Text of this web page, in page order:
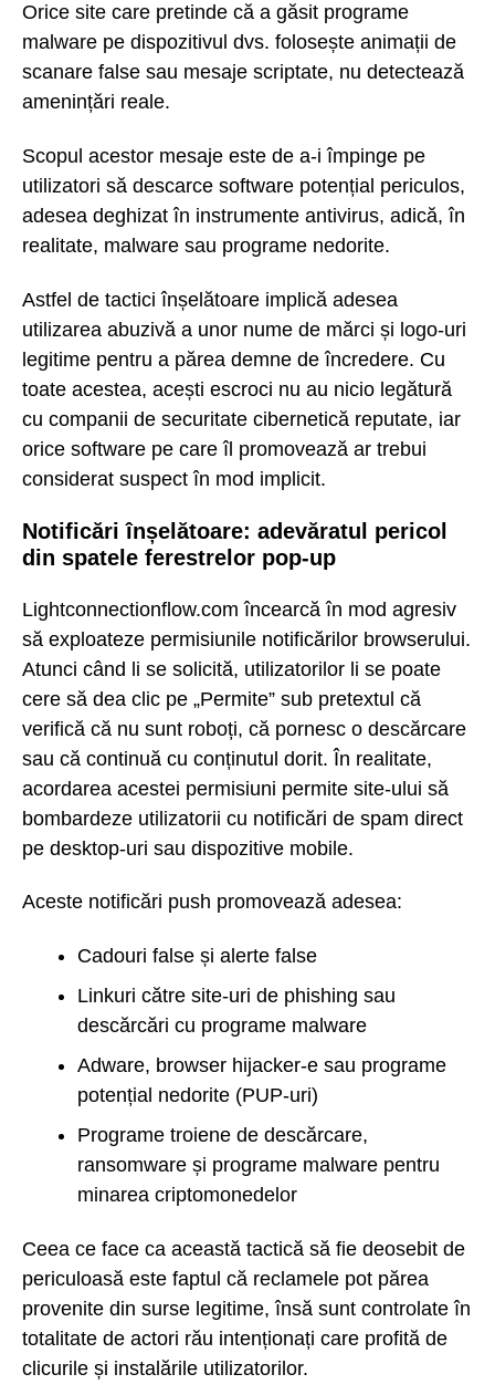
Orice site care pretinde că a găsit programe
malware pe dispozitivul dvs. folosește animații de
scanare false sau mesaje scriptate, nu detectează
amenințări reale.
Scopul acestor mesaje este de a-i împinge pe
utilizatori să descarce software potențial periculos,
adesea deghizat în instrumente antivirus, adică, în
realitate, malware sau programe nedorite.
Astfel de tactici înșelătoare implică adesea
utilizarea abuzivă a unor nume de mărci și logo-uri
legitime pentru a părea demne de încredere. Cu
toate acestea, acești escroci nu au nicio legătură
cu companii de securitate cibernetică reputate, iar
orice software pe care îl promovează ar trebui
considerat suspect în mod implicit.
Notificări înșelătoare: adevăratul pericol
din spatele ferestrelor pop-up
Lightconnectionflow.com încearcă în mod agresiv
să exploateze permisiunile notificărilor browserului.
Atunci când li se solicită, utilizatorilor li se poate
cere să dea clic pe „Permite” sub pretextul că
verifică că nu sunt roboți, că pornesc o descărcare
sau că continuă cu conținutul dorit. În realitate,
acordarea acestei permisiuni permite site-ului să
bombardeze utilizatorii cu notificări de spam direct
pe desktop-uri sau dispozitive mobile.
Aceste notificări push promovează adesea:
Cadouri false și alerte false
Linkuri către site-uri de phishing sau
descărcări cu programe malware
Adware, browser hijacker-e sau programe
potențial nedorite (PUP-uri)
Programe troiene de descărcare,
ransomware și programe malware pentru
minarea criptomonedelor
Ceea ce face ca această tactică să fie deosebit de
periculoasă este faptul că reclamele pot părea
provenite din surse legitime, însă sunt controlate în
totalitate de actori rău intenționați care profită de
clicurile și instalările utilizatorilor.